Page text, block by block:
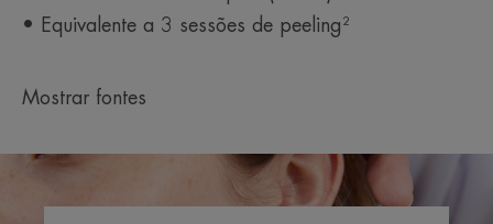
*Estudo clínico comparativo sob controle dermatológico - 56 indivíduos - 1
aplicação diária do A-OXitive NOITE à noite durante 8 semanas versus 3
• Equivalente a 3 sessões de peeling²
Mostrar fontes